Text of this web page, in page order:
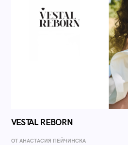
VESTAL REBORN
ОТ AНАСТАСИЯ ПЕЙЧИНСКА